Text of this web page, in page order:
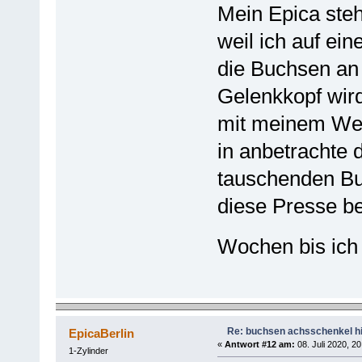
Mein Epica
weil ich auf
die Buchsen
Gelenkkopf
mit meinem
in anbetrachte
tauschenden
diese Presse
Wochen bis
EpicaBerlin
1-Zylinder
Re: buchsen achsschenkel
« Antwort #12 am: 08. Juli 2020,